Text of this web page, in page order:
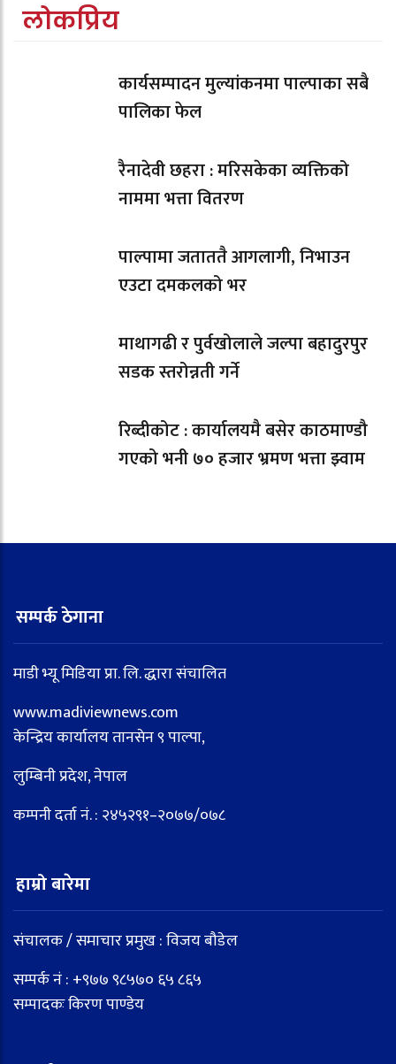
लोकप्रिय
कार्यसम्पादन मुल्यांकनमा पाल्पाका सबै
पालिका फेल
रैनादेवी छहरा : मरिसकेका व्यक्तिको
नाममा भत्ता वितरण
पाल्पामा जताततै आगलागी, निभाउन
एउटा दमकलको भर
माथागढी र पुर्वखोलाले जल्पा बहादुरपुर
सडक स्तरोन्नती गर्ने
रिब्दीकोट : कार्यालयमै बसेर काठमाण्डौ
गएको भनी ७० हजार भ्रमण भत्ता झ्वाम
सम्पर्क ठेगाना
माडी भ्यू मिडिया प्रा. लि. द्धारा संचालित
www.madiviewnews.com
केन्द्रिय कार्यालय तानसेन ९ पाल्पा,
लुम्बिनी प्रदेश, नेपाल
कम्पनी दर्ता नं. : २४५२९१–२०७७/०७८
हाम्रो बारेमा
संचालक / समाचार प्रमुख : विजय बौडेल
सम्पर्क नं : +९७७ ९८५७० ६५ ८६५
सम्पादकः किरण पाण्डेय